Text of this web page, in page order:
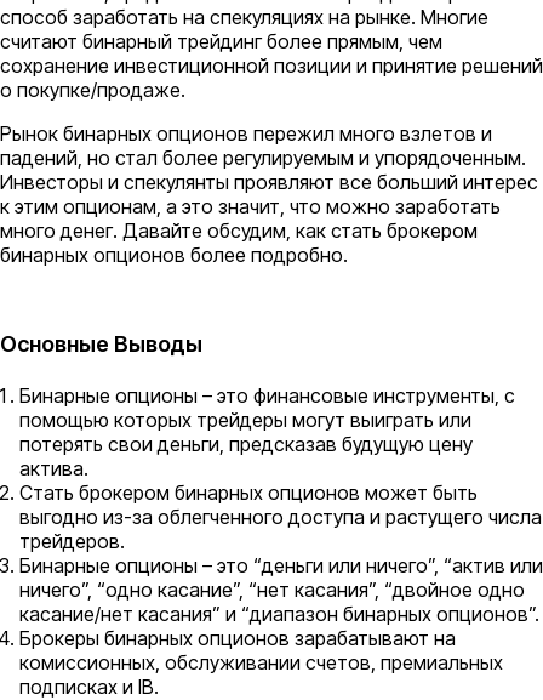
способ заработать на спекуляциях на рынке. Многие
считают бинарный трейдинг более прямым, чем
сохранение инвестиционной позиции и принятие решений
о покупке/продаже.
Рынок бинарных опционов пережил много взлетов и
падений, но стал более регулируемым и упорядоченным.
Инвесторы и спекулянты проявляют все больший интерес
к этим опционам, а это значит, что можно заработать
много денег. Давайте обсудим, как стать брокером
бинарных опционов более подробно.
Основные Выводы
Бинарные опционы – это финансовые инструменты, с
помощью которых трейдеры могут выиграть или
потерять свои деньги, предсказав будущую цену
актива.
Стать брокером бинарных опционов может быть
выгодно из-за облегченного доступа и растущего числа
трейдеров.
Бинарные опционы – это “деньги или ничего”, “актив или
ничего”, “одно касание”, “нет касания”, “двойное одно
касание/нет касания” и “диапазон бинарных опционов”.
Брокеры бинарных опционов зарабатывают на
комиссионных, обслуживании счетов, премиальных
подписках и IB.